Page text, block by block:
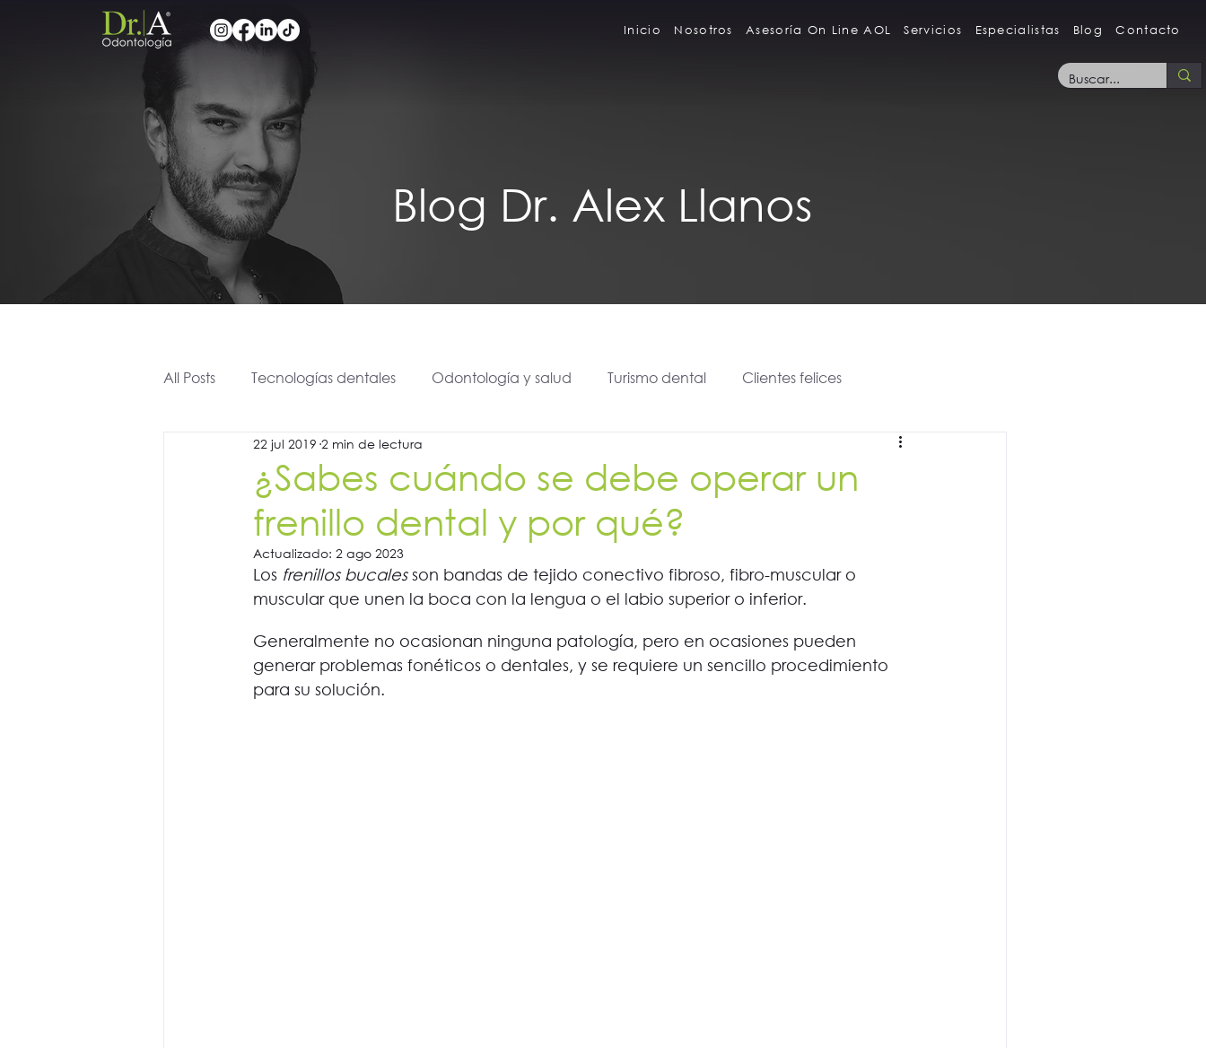
Inicio Nosotros Asesoría On Line AOL Servicios Especialistas Blog Contacto
Blog Dr. Alex Llanos
All Posts Tecnologías dentales Odontología y salud Turismo dental Clientes felices
¿Sabes cuándo se debe operar un
frenillo dental y por qué?
22 jul 2019 2 min de lectura
Actualizado: 2 ago 2023
Los frenillos bucales son bandas de tejido conectivo fibroso, fibro-muscular o
muscular que unen la boca con la lengua o el labio superior o inferior.
Generalmente no ocasionan ninguna patología, pero en ocasiones pueden
generar problemas fonéticos o dentales, y se requiere un sencillo procedimiento
para su solución.